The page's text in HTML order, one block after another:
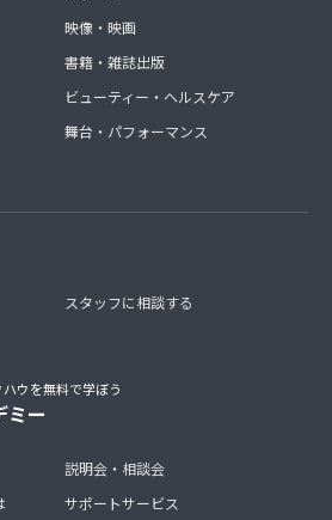
映像・映画
書籍・雑誌出版
ビューティー・ヘルスケア
舞台・パフォーマンス
スタッフに相談する
ウを無料で学ぼう
ミー
説明会・相談会
サポートサービス